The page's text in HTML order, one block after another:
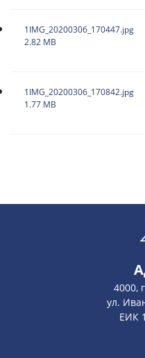
1IMG_20200306_170447.jpg
2.82 MB
1IMG_20200306_170842.jpg
1.77 MB
4000,
ул.
ЕИК